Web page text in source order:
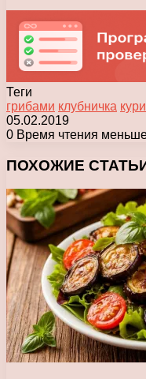
Теги
грибами клубничка
05.02.2019
0 Время чтения
ПОХОЖИЕ